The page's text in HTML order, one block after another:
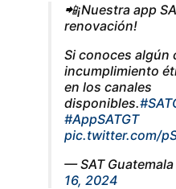
📲¡Nuestra app
renovación!
Si conoces algún
incumplimiento
en los canales
disponibles.
#AppSATGT
pic.twitter.com/
— SAT Guatemala
16, 2024